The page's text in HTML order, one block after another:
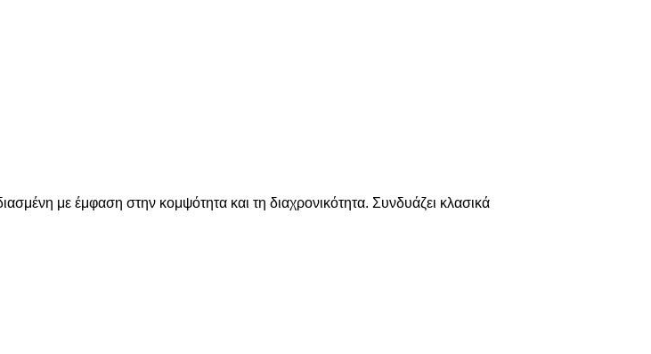
με έμφαση στην κομψότητα και τη διαχρονικότητα. Συνδυάζει κλασικά